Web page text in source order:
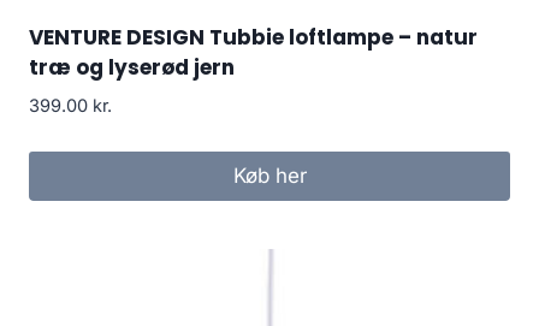
VENTURE DESIGN Tubbie loftlampe – natur
træ og lyserød jern
399.00 kr.
Køb her